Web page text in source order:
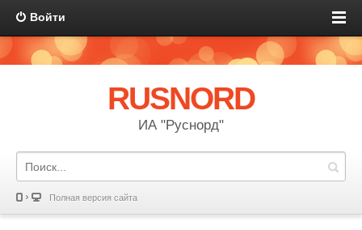
Войти
RUSNORD
ИА "Руснорд"
Полная версия сайта